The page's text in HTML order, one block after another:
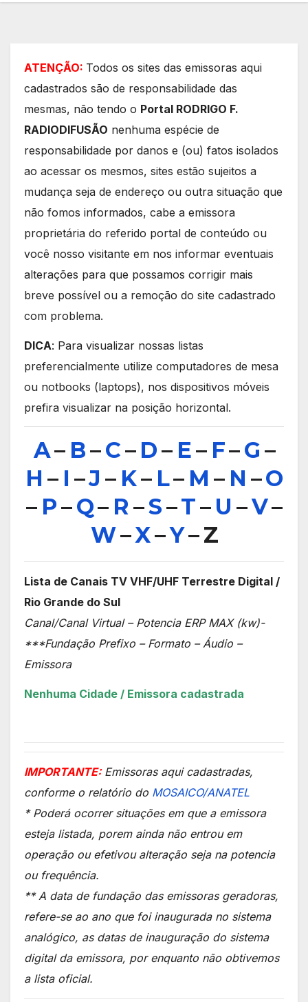
ATENÇÃO: Todos os sites das emissoras aqui
cadastrados são de responsabilidade das
mesmas, não tendo o Portal RODRIGO F.
RADIODIFUSÃO nenhuma espécie de
responsabilidade por danos e (ou) fatos isolados
ao acessar os mesmos, sites estão sujeitos a
mudança seja de endereço ou outra situação que
não fomos informados, cabe a emissora
proprietária do referido portal de conteúdo ou
você nosso visitante em nos informar eventuais
alterações para que possamos corrigir mais
breve possível ou a remoção do site cadastrado
com problema.
DICA: Para visualizar nossas listas
preferencialmente utilize computadores de mesa
ou notbooks (laptops), nos dispositivos móveis
prefira visualizar na posição horizontal.
A– B–C– D– E– F–G–
H – I –J – K– L– M – N –O
– P–Q– R–S–T– U –V–
W–X–Y– Z
Lista de Canais TV VHF/UHF Terrestre Digital /
Rio Grande do Sul
Canal/Canal Virtual – Potencia ERP MAX (kw)-
***Fundação Prefixo – Formato – Áudio –
Emissora
Nenhuma Cidade / Emissora cadastrada
IMPORTANTE:Emissoras aqui cadastradas,
conforme o relatório do MOSAICO/ANATEL
* Poderá ocorrer situações em que a emissora
esteja listada, porem ainda não entrou em
operação ou efetivou alteração seja na potencia
ou frequência.
** A data de fundação das emissoras geradoras,
refere-se ao ano que foi inaugurada no sistema
analógico, as datas de inauguração do sistema
digital da emissora, por enquanto não obtivemos
a lista oficial.